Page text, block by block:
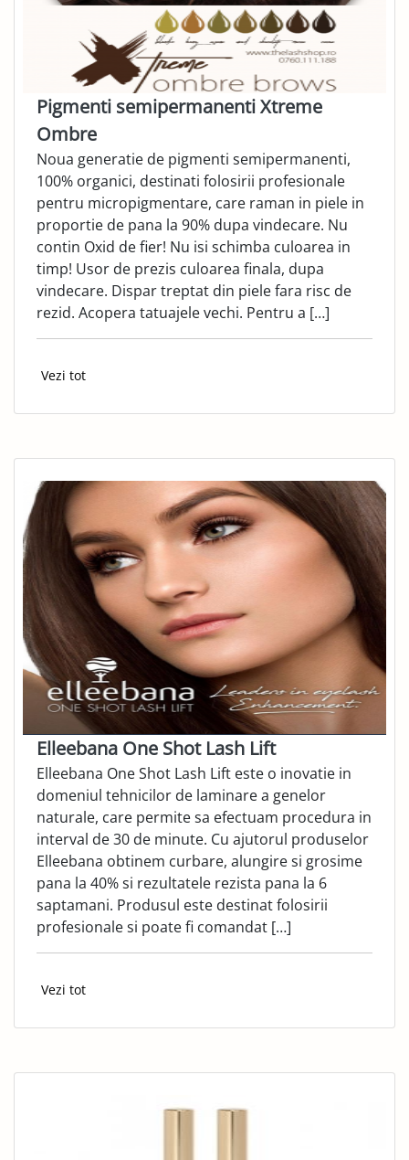
Pigmenti semipermanenti Xtreme
Ombre
Noua generatie de pigmenti semipermanenti,
100% organici, destinati folosirii profesionale
pentru micropigmentare, care raman in piele in
proportie de pana la 90% dupa vindecare. Nu
contin Oxid de fier! Nu isi schimba culoarea in
timp! Usor de prezis culoarea finala, dupa
vindecare. Dispar treptat din piele fara risc de
rezid. Acopera tatuajele vechi. Pentru a […]
Vezi tot
Elleebana One Shot Lash Lift
Elleebana One Shot Lash Lift este o inovatie in
domeniul tehnicilor de laminare a genelor
naturale, care permite sa efectuam procedura in
interval de 30 de minute. Cu ajutorul produselor
Elleebana obtinem curbare, alungire si grosime
pana la 40% si rezultatele rezista pana la 6
saptamani. Produsul este destinat folosirii
profesionale si poate fi comandat […]
Vezi tot